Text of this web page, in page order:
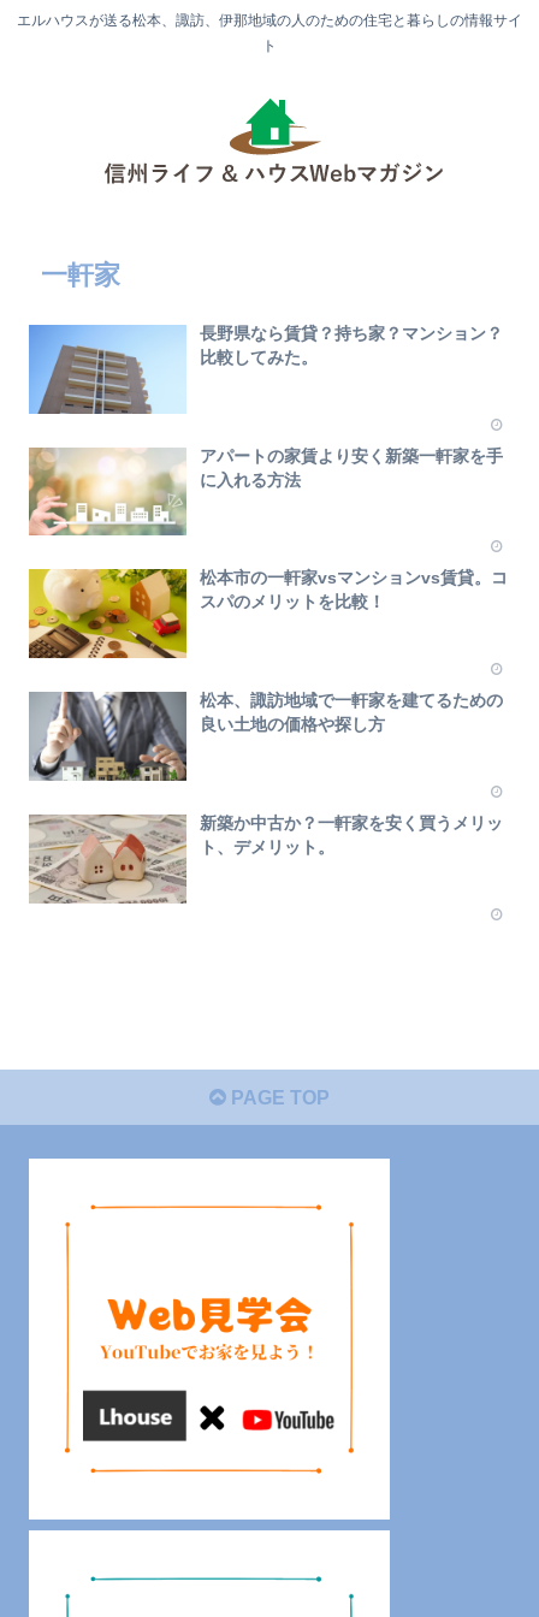
エルハウスが送る松本、諏訪、伊那地域の人のための住宅と暮らしの情報サイ
ト
一軒家
長野県なら賃貸？持ち家？マンション？
比較してみた。
アパートの家賃より安く新築一軒家を手
に入れる方法
松本市の一軒家vsマンションvs賃貸。コ
スパのメリットを比較！
松本、諏訪地域で一軒家を建てるための
良い土地の価格や探し方
新築か中古か？一軒家を安く買うメリッ
ト、デメリット。
PAGE TOP